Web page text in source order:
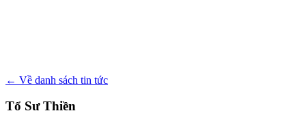
← Về danh sách tin tức
Tổ Sư Thiền